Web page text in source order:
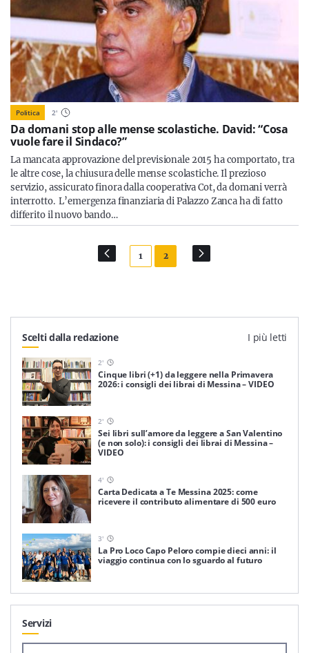
Politica 2'
Da domani stop alle mense scolastiche. David: “Cosa
vuole fare il Sindaco?”
La mancata approvazione del previsionale 2015 ha comportato, tra
le altre cose, la chiusura delle mense scolastiche. Il prezioso
servizio, assicurato finora dalla cooperativa Cot, da domani verrà
interrotto. L’emergenza finanziaria di Palazzo Zanca ha di fatto
differito il nuovo bando…
1 2
Scelti dalla redazione I più letti
2'
Cinque libri (+1) da leggere nella Primavera
2026: i consigli dei librai di Messina – VIDEO
2'
Sei libri sull’amore da leggere a San Valentino
(e non solo): i consigli dei librai di Messina –
VIDEO
4'
Carta Dedicata a Te Messina 2025: come
ricevere il contributo alimentare di 500 euro
3'
La Pro Loco Capo Peloro compie dieci anni: il
viaggio continua con lo sguardo al futuro
Servizi